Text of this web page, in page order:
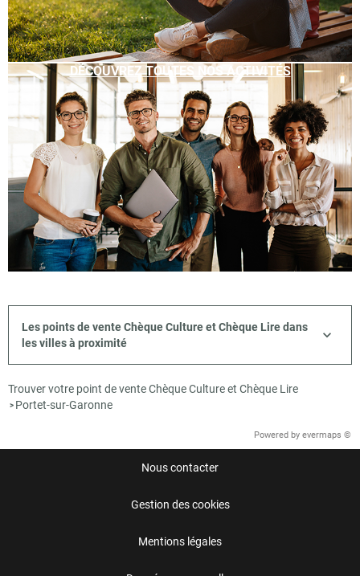
DÉCOUVREZ TOUTES NOS ACTIVITÉS
Les points de vente Chèque Culture et Chèque Lire dans
les villes à proximité
Trouver votre point de vente Chèque Culture et Chèque Lire
> Portet-sur-Garonne
Powered by evermaps ©
Nous contacter
Gestion des cookies
Mentions légales